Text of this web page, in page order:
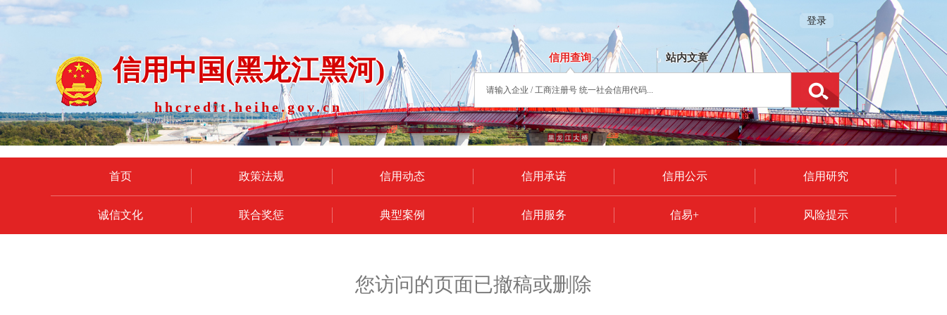
登录
信用中国(黑龙江黑河)
hhcredit.heihe.gov.cn
信用查询 站内文章
首页 政策法规 信用动态 信用承诺 信用公示 信用研究
诚信文化 联合奖惩 典型案例 信用服务 信易+ 风险提示
您访问的页面已撤稿或删除